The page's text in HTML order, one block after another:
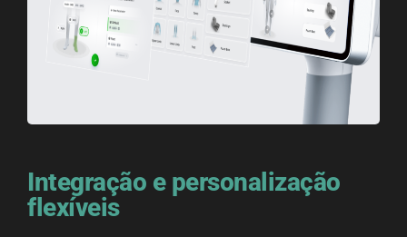
Integração e personalização
flexíveis